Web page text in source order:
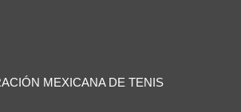
MEXICANA DE TENIS